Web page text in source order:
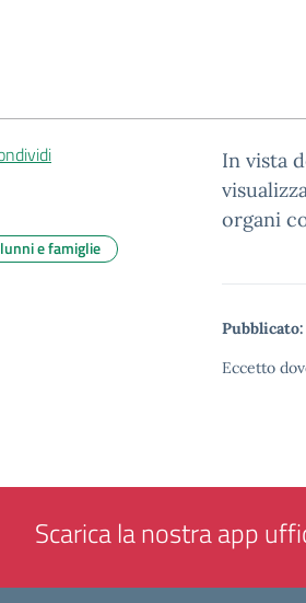
In vista
organi
Pubblicato:
Eccetto
e famiglie
Scarica la nostra app